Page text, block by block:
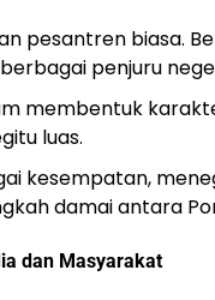
pesantren biasa.
penjuru
membentuk
luas.
kesempatan,
damai antara
dan Masyarakat